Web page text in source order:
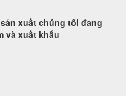
xuất chúng tôi đang
và xuất khẩu